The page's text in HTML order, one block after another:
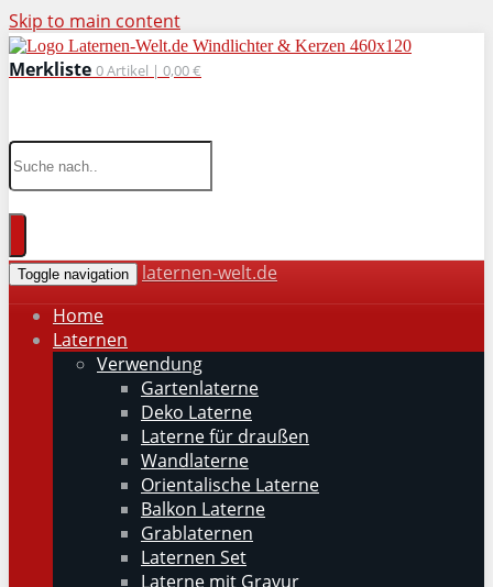
Skip to main content
Merkliste 0Artikel | 0,00 €
Toggle navigation
laternen-welt.de
Home
Laternen
Verwendung
Gartenlaterne
Deko Laterne
Laterne für draußen
Wandlaterne
Orientalische Laterne
Balkon Laterne
Grablaternen
Laternen Set
Laterne mit Gravur